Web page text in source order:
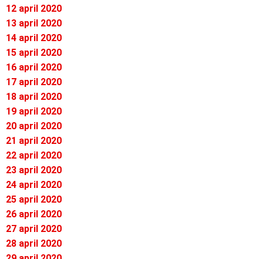
12 april 2020
13 april 2020
14 april 2020
15 april 2020
16 april 2020
17 april 2020
18 april 2020
19 april 2020
20 april 2020
21 april 2020
22 april 2020
23 april 2020
24 april 2020
25 april 2020
26 april 2020
27 april 2020
28 april 2020